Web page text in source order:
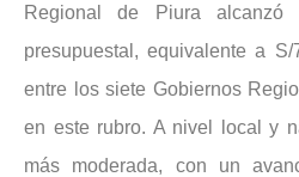
Regional de Piura
presupuestal, equivalente a
entre los siete Gobiernos
en este rubro. A nivel local y
más moderada, con un